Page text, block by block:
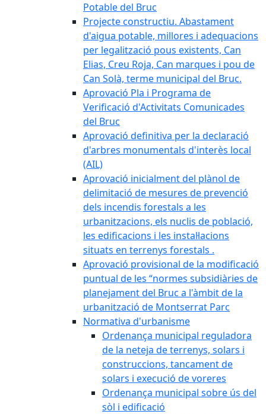
Potable del Bruc
Projecte constructiu. Abastament
d'aigua potable, millores i adequacions
per legalització pous existents, Can
Elias, Creu Roja, Can marques i pou de
Can Solà, terme municipal del Bruc.
Aprovació Pla i Programa de
Verificació d'Activitats Comunicades
del Bruc
Aprovació definitiva per la declaració
d'arbres monumentals d'interès local
(AIL)
Aprovació inicialment del plànol de
delimitació de mesures de prevenció
dels incendis forestals a les
urbanitzacions, els nuclis de població,
les edificacions i les instal·lacions
situats en terrenys forestals .
Aprovació provisional de la modificació
puntual de les “normes subsidiàries de
planejament del Bruc a l'àmbit de la
urbanització de Montserrat Parc
Normativa d'urbanisme
Ordenança municipal reguladora
de la neteja de terrenys, solars i
construccions, tancament de
solars i execució de voreres
Ordenança municipal sobre ús del
sòl i edificació